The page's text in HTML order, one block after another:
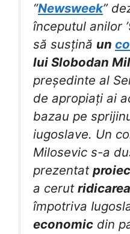
“Newsweek”
începutul anilor
să susțină un
lui Slobodan
președinte al
de apropiați ai
bazau pe
iugoslave. Un
Milosevic s-a
prezentat
a cerut
împotriva
economic din